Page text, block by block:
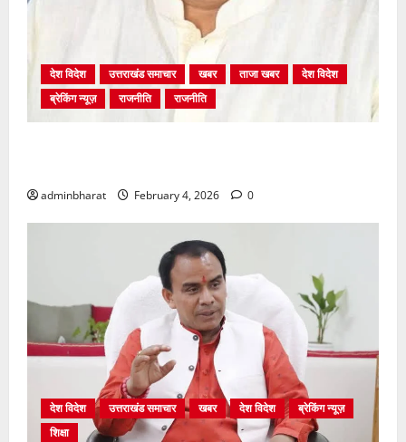
देश विदेश उत्तराखंड समाचार खबर ताजा खबर
देश विदेश
ब्रेकिंग न्यूज़
राजनीति राजनीति
adminbharat February 4, 2026 0
देश विदेश उत्तराखंड समाचार खबर देश विदेश
ब्रेकिंग न्यूज़
शिक्षा